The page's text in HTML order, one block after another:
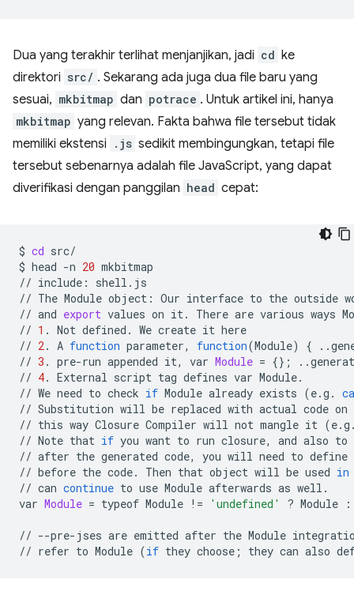
Dua yang terakhir terlihat menjanjikan, jadi cd ke
direktori src/ . Sekarang ada juga dua file baru yang
sesuai, mkbitmap dan potrace . Untuk artikel ini, hanya
mkbitmap yang relevan. Fakta bahwa file tersebut tidak
memiliki ekstensi
.js sedikit membingungkan, tetapi file
tersebut sebenarnya adalah file JavaScript, yang dapat
diverifikasi dengan panggilan head cepat:
$ cd src/
$ head -n 20 mkbitmap
// include:
shell.js
// The Module object: Our interface to the outside
// and export values on it. There are various ways
// 1 . Not defined. We create it here
// 2. A function parameter, function(Module) {
// 3 . pre-run appended it, var Module = {} ;
// 4. External script tag defines var Module.
// We need to check if Module already exists (e.g.
// Substitution will be replaced with actual code on
// this way Closure Compiler will not mangle it (
// Note that if you want to run closure, and also to
// after the generated code, you will need to define
// before the code. Then that object will be used in
// can continue to use Module afterwards as well.
var Module = typeof Module ! = 'undefined' ? Module :
// --pre-jses are emitted after the Module
// refer to Module (if they choose ; they can also